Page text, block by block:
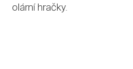
olární hračky.